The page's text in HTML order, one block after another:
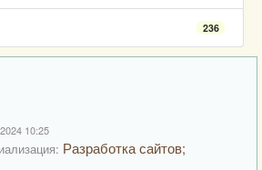
236
10:25
Разработка сайтов;